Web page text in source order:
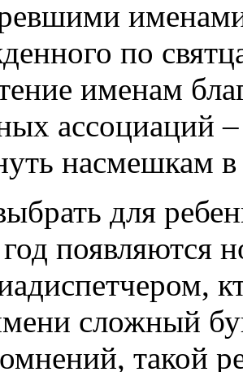
по
именам
ассоциаций
насмешкам
для
появляются
сложный
такой